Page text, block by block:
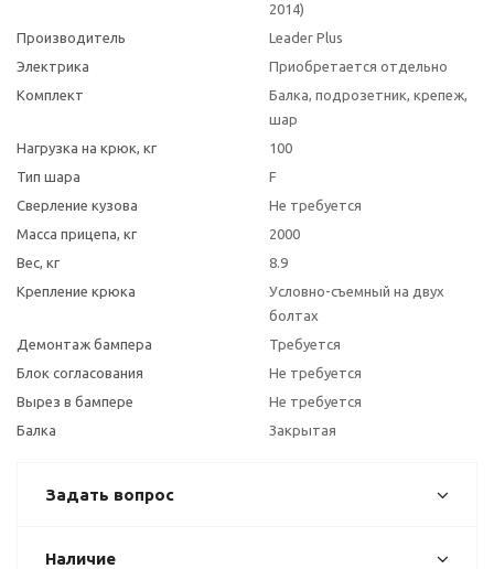
2014)
Производитель
Leader Plus
Электрика
Приобретается отдельно
Комплект
Балка, подрозетник, крепеж,
шар
Нагрузка на крюк, кг
100
Тип шара
F
Сверление кузова
Не требуется
Масса прицепа, кг
2000
Вес, кг
8.9
Крепление крюка
Условно-съемный на двух
болтах
Демонтаж бампера
Требуется
Блок согласования
Не требуется
Вырез в бампере
Не требуется
Балка
Закрытая
Задать вопрос
Наличие